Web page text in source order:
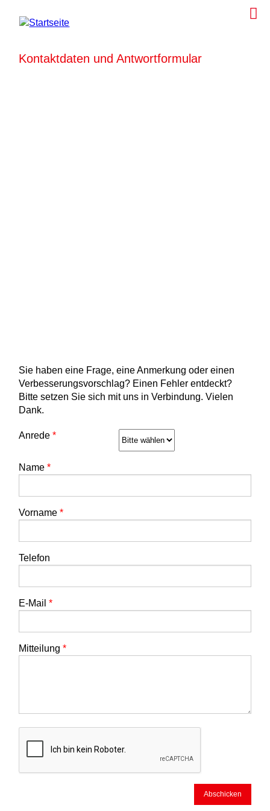
Kontaktdaten und Antwortformular
Sie haben eine Frage, eine Anmerkung oder einen
Verbesserungsvorschlag? Einen Fehler entdeckt?
Bitte setzen Sie sich mit uns in Verbindung. Vielen
Dank.
Anrede*
Name*
Vorname*
Telefon
E-Mail*
Mitteilung*